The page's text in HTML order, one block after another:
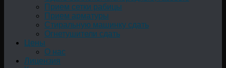
Прием сетки рабицы
Прием арматуры
Стиральную машинку сдать
Огнетушители сдать
Цены
О нас
Лицензия